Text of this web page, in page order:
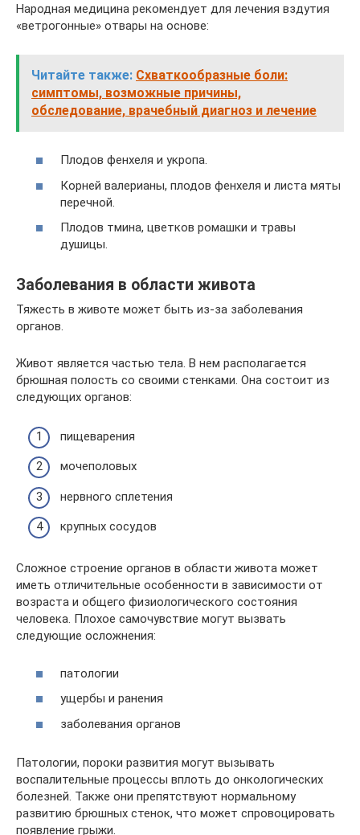
Народная медицина рекомендует для лечения вздутия
«ветрогонные» отвары на основе:
Читайте также: Схваткообразные боли:
симптомы, возможные причины,
обследование, врачебный диагноз и лечение
Плодов фенхеля и укропа.
Корней валерианы, плодов фенхеля и листа мяты
перечной.
Плодов тмина, цветков ромашки и травы
душицы.
Заболевания в области живота
Тяжесть в животе может быть из-за заболевания
органов.
Живот является частью тела. В нем располагается
брюшная полость со своими стенками. Она состоит из
следующих органов:
пищеварения
мочеполовых
нервного сплетения
крупных сосудов
Сложное строение органов в области живота может
иметь отличительные особенности в зависимости от
возраста и общего физиологического состояния
человека. Плохое самочувствие могут вызвать
следующие осложнения:
патологии
ущербы и ранения
заболевания органов
Патологии, пороки развития могут вызывать
воспалительные процессы вплоть до онкологических
болезней. Также они препятствуют нормальному
развитию брюшных стенок, что может спровоцировать
появление грыжи.